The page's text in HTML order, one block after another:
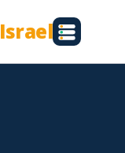
Israel